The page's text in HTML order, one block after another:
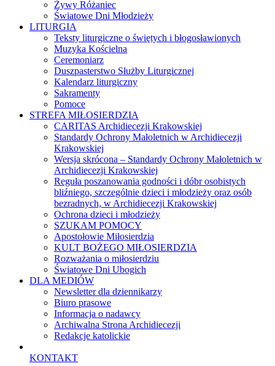
Żywy Różaniec
Światowe Dni Młodzieży
LITURGIA
Teksty liturgiczne o świętych i błogosławionych
Muzyka Kościelna
Ceremoniarz
Duszpasterstwo Służby Liturgicznej
Kalendarz liturgiczny
Sakramenty
Pomoce
STREFA MIŁOSIERDZIA
CARITAS Archidiecezji Krakowskiej
Standardy Ochrony Małoletnich w Archidiecezji
Krakowskiej
Wersja skrócona – Standardy Ochrony Małoletnich w
Archidiecezji Krakowskiej
Reguła poszanowania godności i dóbr osobistych
bliźniego, szczególnie dzieci i młodzieży oraz osób
bezradnych, w Archidiecezji Krakowskiej
Ochrona dzieci i młodzieży
SZUKAM POMOCY
Apostołowie Miłosierdzia
KULT BOŻEGO MIŁOSIERDZIA
Rozważania o miłosierdziu
Światowe Dni Ubogich
DLA MEDIÓW
Newsletter dla dziennikarzy
Biuro prasowe
Informacja o nadawcy
Archiwalna Strona Archidiecezji
Redakcje katolickie
KONTAKT